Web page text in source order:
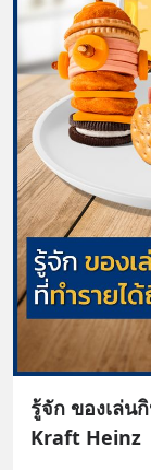
รู้จัก ของเล่น
Kraft Heinz